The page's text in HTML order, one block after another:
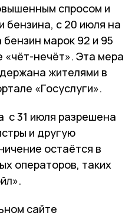
спросом и
бензина, с 20 июля на
бензин марок 92 и 95
«чёт-нечёт». Эта мера
жителями в
«Госуслуги».
с 31 июля разрешена
и другую
остаётся в
операторов, таких
сайте